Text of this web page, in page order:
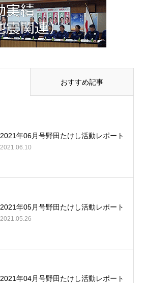
おすすめ記事
2021年06月号野田たけし活動レポート
2021.06.10
2021年05月号野田たけし活動レポート
2021.05.26
2021年04月号野田たけし活動レポート